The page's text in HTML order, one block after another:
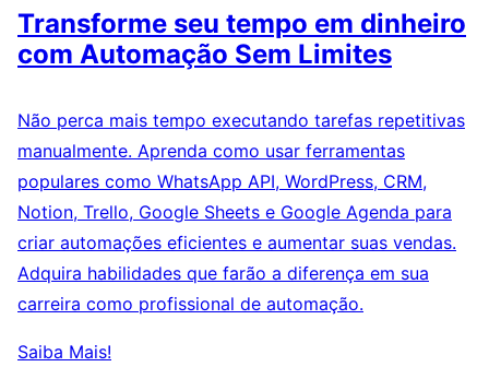
Transforme seu tempo em dinheiro
com Automação Sem Limites
Não perca mais tempo executando tarefas repetitivas
manualmente. Aprenda como usar ferramentas
populares como WhatsApp API, WordPress, CRM,
Notion, Trello, Google Sheets e Google Agenda para
criar automações eficientes e aumentar suas vendas.
Adquira habilidades que farão a diferença em sua
carreira como profissional de automação.
Saiba Mais!